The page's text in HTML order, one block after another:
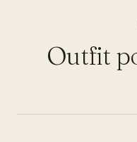
Outfit